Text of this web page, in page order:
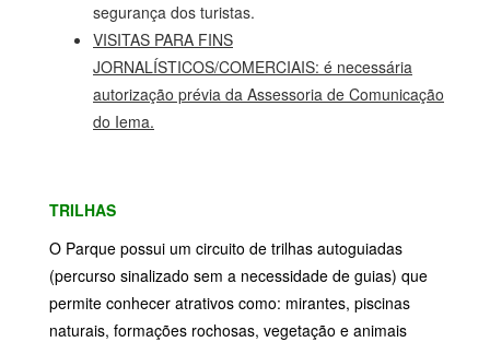
segurança dos turistas.
VISITAS PARA FINS
JORNALÍSTICOS/COMERCIAIS: é necessária
autorização prévia da Assessoria de Comunicação
do Iema.
TRILHAS
O Parque possui um circuito de trilhas autoguiadas
(percurso sinalizado sem a necessidade de guias) que
permite conhecer atrativos como: mirantes, piscinas
naturais, formações rochosas, vegetação e animais